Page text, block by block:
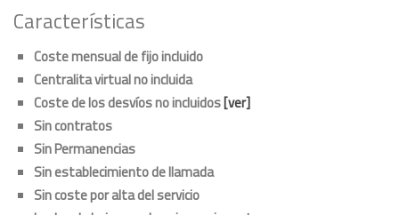
Características
Coste mensual de fijo incluido
Centralita virtual no incluida
Coste de los desvíos no incluidos[ver]
Sin contratos
Sin Permanencias
Sin establecimiento de llamada
Sin coste por alta del servicio